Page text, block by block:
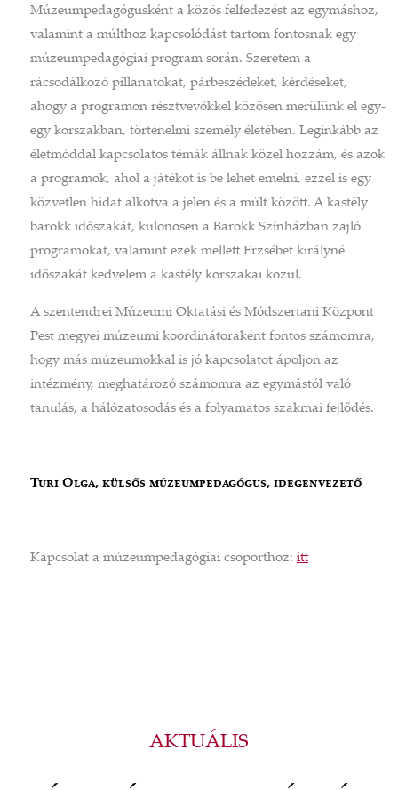
Múzeumpedagógusként a közös felfedezést az egymáshoz,
valamint a múlthoz kapcsolódást tartom fontosnak egy
múzeumpedagógiai program során. Szeretem a
rácsodálkozó pillanatokat, párbeszédeket, kérdéseket,
ahogy a programon résztvevőkkel közösen merülünk el egy-
egy korszakban, történelmi személy életében. Leginkább az
életmóddal kapcsolatos témák állnak közel hozzám, és azok
a programok, ahol a játékot is be lehet emelni, ezzel is egy
közvetlen hidat alkotva a jelen és a múlt között. A kastély
barokk időszakát, különösen a Barokk Színházban zajló
programokat, valamint ezek mellett Erzsébet királyné
időszakát kedvelem a kastély korszakai közül.
A szentendrei Múzeumi Oktatási és Módszertani Központ
Pest megyei múzeumi koordinátoraként fontos számomra,
hogy más múzeumokkal is jó kapcsolatot ápoljon az
intézmény, meghatározó számomra az egymástól való
tanulás, a hálózatosodás és a folyamatos szakmai fejlődés.
Turi Olga, külsős múzeumpedagógus, idegenvezető
Kapcsolat a múzeumpedagógiai csoporthoz: itt
AKTUÁLIS